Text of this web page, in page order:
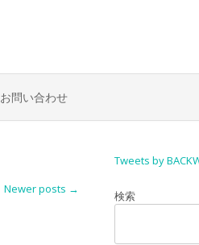
お問い合わせ
Newer posts →
Tweets by
検索